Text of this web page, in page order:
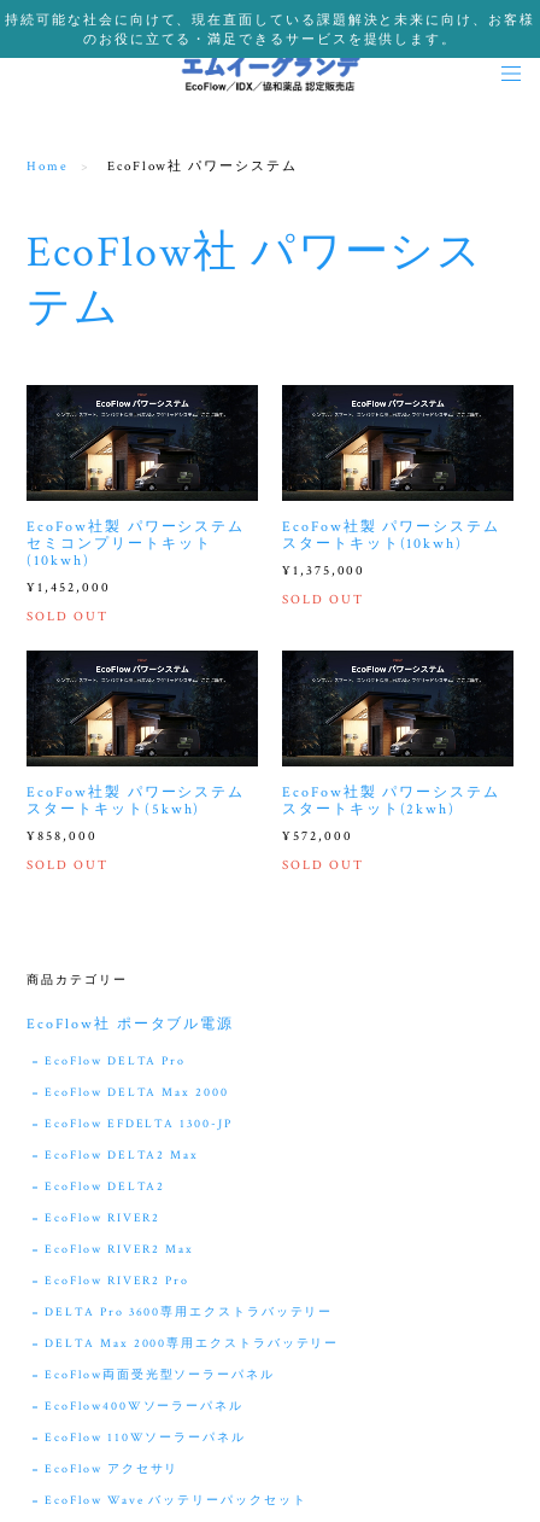
持続可能な社会に向けて、現在直面している課題解決と未来に向け、お客様
のお役に立てる・満足できるサービスを提供します。
Home EcoFlow社 パワーシステム
EcoFlow社 パワーシス
テム
EcoFow社製 パワーシステム
セミコンプリートキット
(10kwh)
¥1,452,000
SOLD OUT
EcoFow社製 パワーシステム
スタートキット(10kwh)
¥1,375,000
SOLD OUT
EcoFow社製 パワーシステム
スタートキット(5kwh)
¥858,000
SOLD OUT
EcoFow社製 パワーシステム
スタートキット(2kwh)
¥572,000
SOLD OUT
商品カテゴリー
EcoFlow社 ポータブル電源
EcoFlow DELTA Pro
EcoFlow DELTA Max 2000
EcoFlow EFDELTA 1300-JP
EcoFlow DELTA2 Max
EcoFlow DELTA2
EcoFlow RIVER2
EcoFlow RIVER2 Max
EcoFlow RIVER2 Pro
DELTA Pro 3600専用エクストラバッテリー
DELTA Max 2000専用エクストラバッテリー
EcoFlow両面受光型ソーラーパネル
EcoFlow400Wソーラーパネル
EcoFlow 110Wソーラーパネル
EcoFlow アクセサリ
EcoFlow Wave バッテリーパックセット